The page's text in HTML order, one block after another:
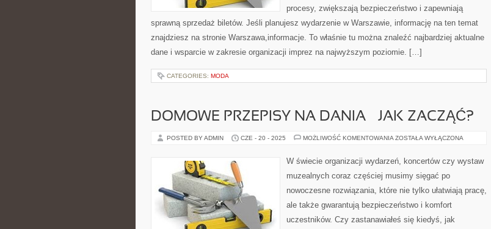
procesy, zwiększają bezpieczeństwo i zapewniają
sprawną sprzedaż biletów. Jeśli planujesz wydarzenie w Warszawie, informację na ten temat
znajdziesz na stronie Warszawa,informacje. To właśnie tu można znaleźć najbardziej aktualne
dane i wsparcie w zakresie organizacji imprez na najwyższym poziomie. […]
CATEGORIES: MODA
DOMOWE PRZEPISY NA DANIA – JAK ZACZĄĆ?
POSTED BY ADMIN CZE - 20 - 2025 MOŻLIWOŚĆ KOMENTOWANIA DOMOWE
DANIA
–
ZACZĄĆ?
ZOSTAŁA WYŁĄCZONA
W świecie organizacji wydarzeń, koncertów czy wystaw
muzealnych coraz częściej musimy sięgać po
nowoczesne rozwiązania, które nie tylko ułatwiają pracę,
ale także gwarantują bezpieczeństwo i komfort
uczestników. Czy zastanawiałeś się kiedyś, jak